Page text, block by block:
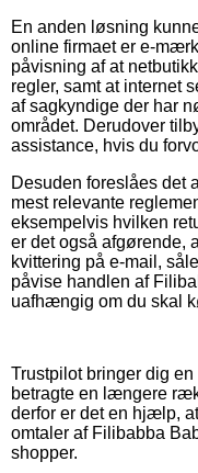
En anden løsning
online firmaet er e-
påvisning af at
regler, samt at internet
af sagkyndige der har
området. Derudover
assistance, hvis du
Desuden foreslåes det
mest relevante
eksempelvis hvilken
er det også afgørende,
kvittering på e-mail,
påvise handlen af
uafhængig om du skal
Trustpilot bringer dig
betragte en længere
derfor er det en hjælp,
omtaler af Filibabba
shopper.